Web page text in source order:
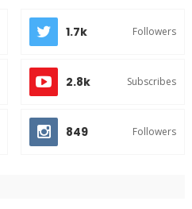
1.7k Followers
2.8k Subscribes
849 Followers